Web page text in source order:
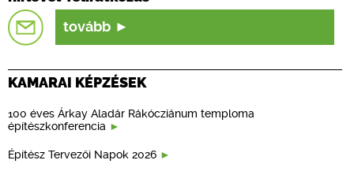
tovább
KAMARAI KÉPZÉSEK
100 éves Árkay Aladár Rákócziánum temploma
építészkonferencia
Építész Tervezői Napok 2026